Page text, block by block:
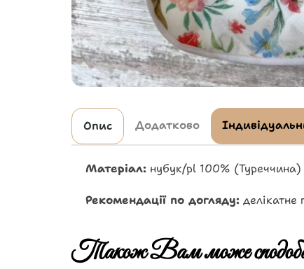
Опис Додатково
Матеріал: нубук/pl 100% (Туреччина)
Рекомендації по догляду: делікатне
Також Вам може